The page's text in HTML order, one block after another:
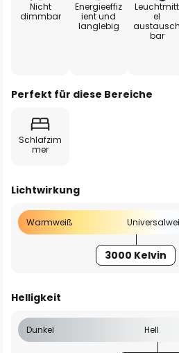
Nicht
dimmbar
Energieeffiz
ient und
langlebig
Leuchtmitt
el
austausch
bar
Perfekt für diese Bereiche
Schlafzim
mer
Lichtwirkung
Warmweiß
3000 Kelvin
Helligkeit
Dunkel Hell